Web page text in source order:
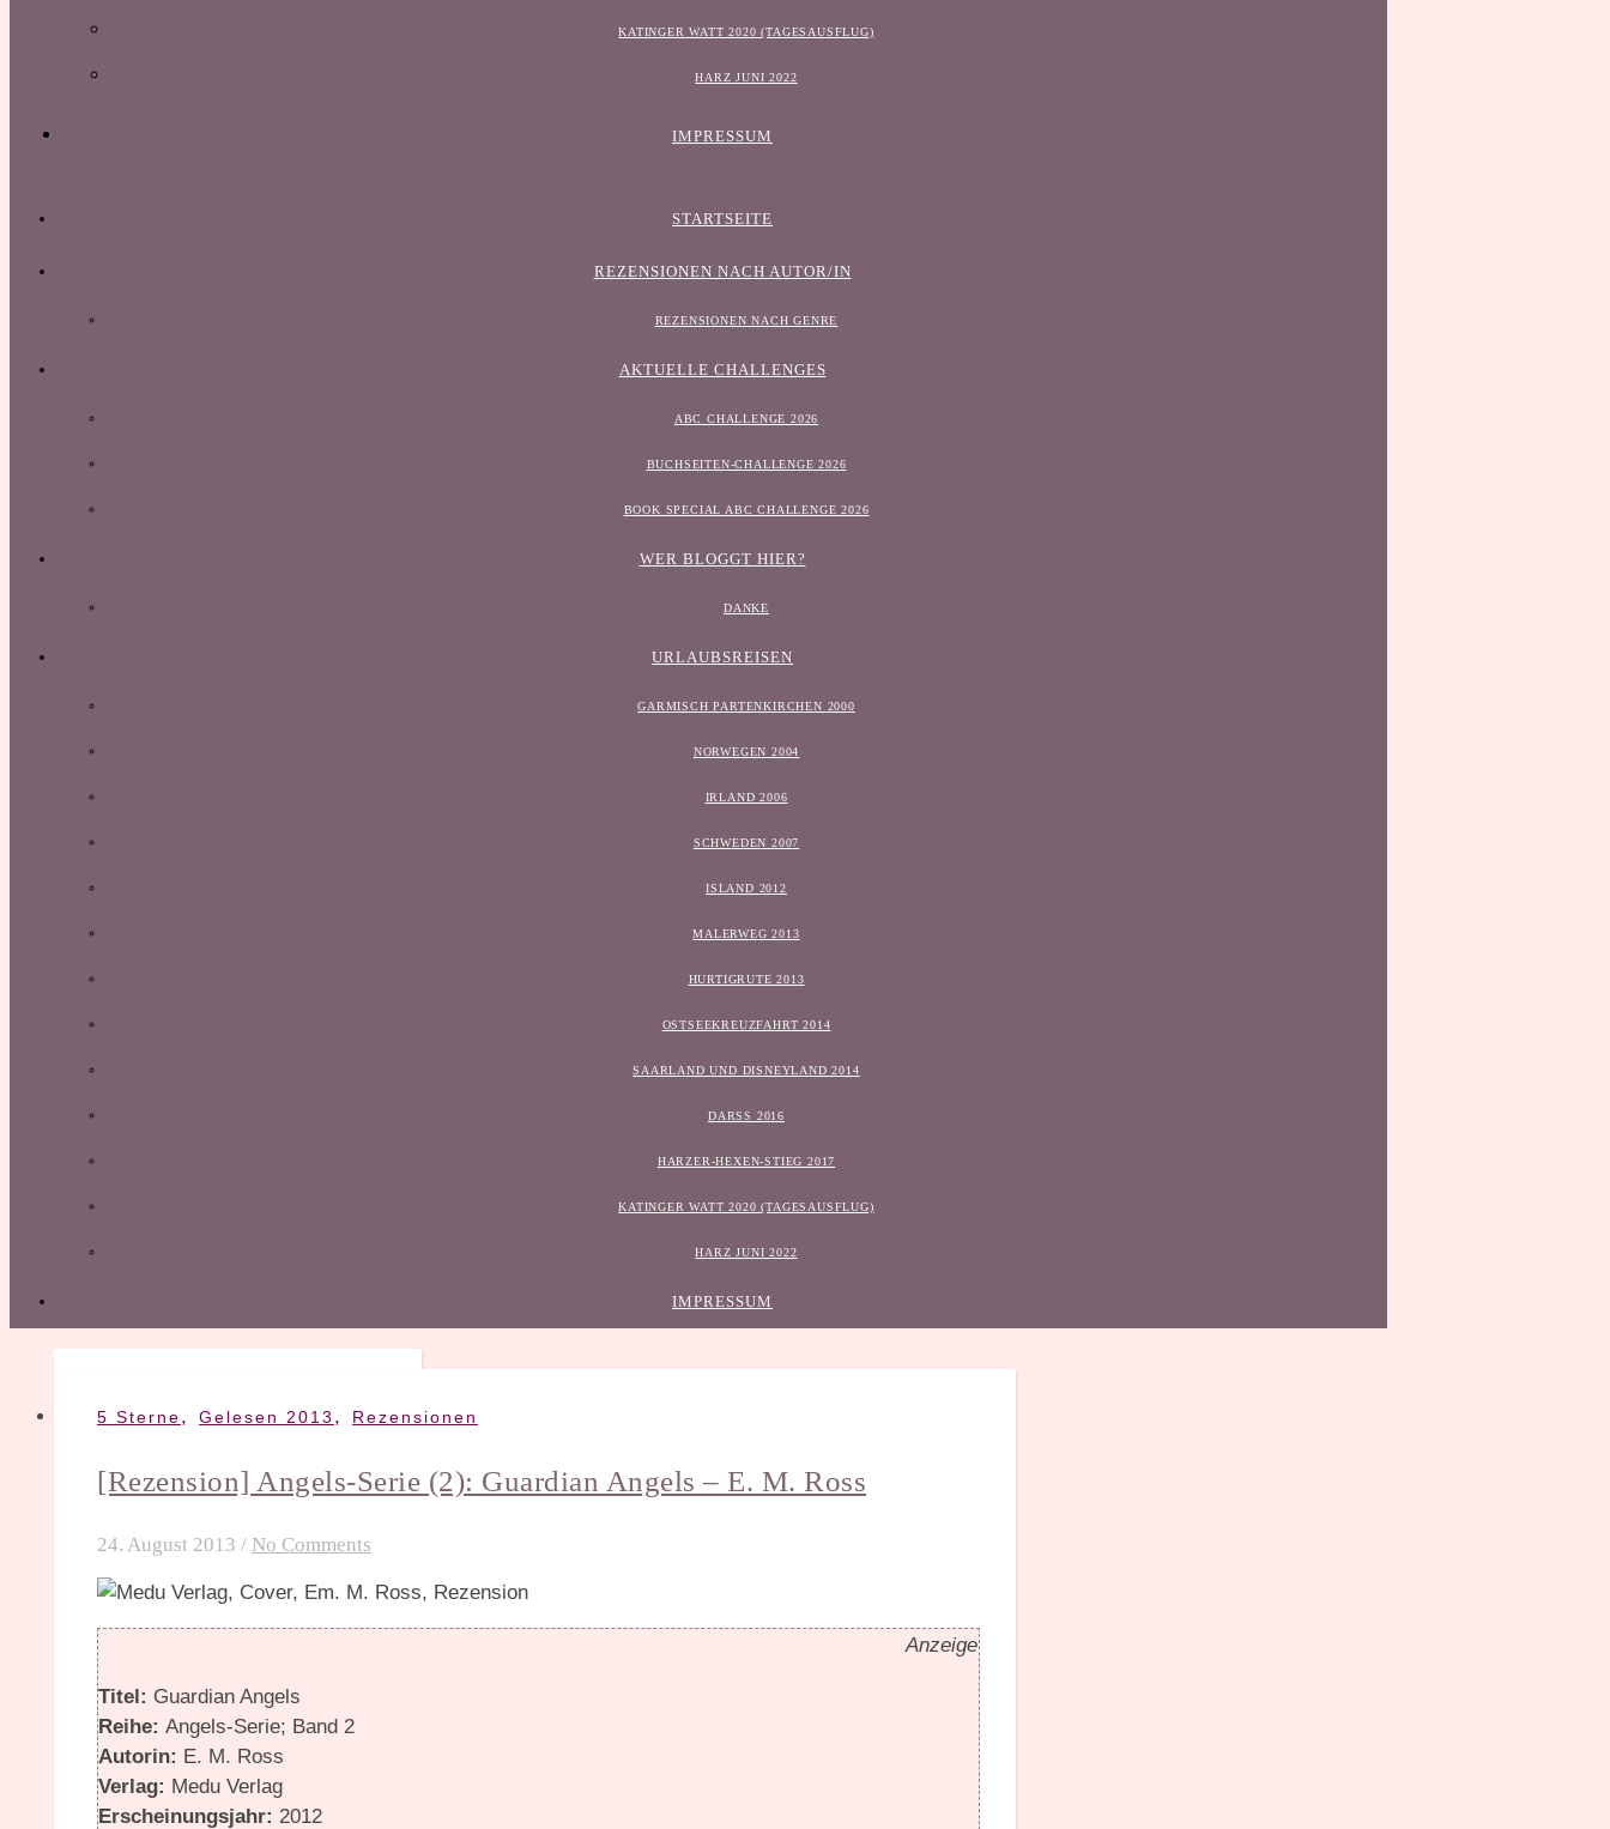
KATINGER WATT 2020 (TAGESAUSFLUG)
HARZ JUNI 2022
IMPRESSUM
STARTSEITE
REZENSIONEN NACH AUTOR/IN
REZENSIONEN NACH GENRE
AKTUELLE CHALLENGES
ABC CHALLENGE 2026
BUCHSEITEN-CHALLENGE 2026
BOOK SPECIAL ABC CHALLENGE 2026
WER BLOGGT HIER?
DANKE
URLAUBSREISEN
GARMISCH PARTENKIRCHEN 2000
NORWEGEN 2004
IRLAND 2006
SCHWEDEN 2007
ISLAND 2012
MALERWEG 2013
HURTIGRUTE 2013
OSTSEEKREUZFAHRT 2014
SAARLAND UND DISNEYLAND 2014
DARSS 2016
HARZER-HEXEN-STIEG 2017
KATINGER WATT 2020 (TAGESAUSFLUG)
HARZ JUNI 2022
IMPRESSUM
5 Sterne, Gelesen 2013 , Rezensionen
[Rezension] Angels-Serie (2): Guardian Angels – E. M. Ross
24. August 2013 / No Comments
Anzeige
Titel: Guardian Angels
Reihe: Angels-Serie; Band 2
Autorin: E. M. Ross
Verlag: Medu Verlag
Erscheinungsjahr: 2012